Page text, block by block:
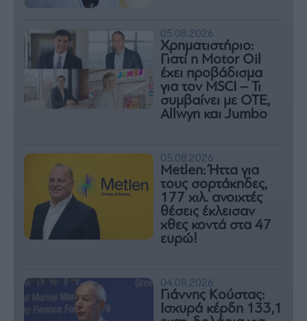
05.08.2026
Χρηματιστήριο:
Γιατί η Motor Oil
έχει προβάδισμα
για τον MSCI – Τι
συμβαίνει με ΟΤΕ,
Allwyn και Jumbo
05.08.2026
Metlen: Ήττα για
τους σορτάκηδες,
177 χιλ. ανοιχτές
θέσεις έκλεισαν
χθες κοντά στα 47
ευρώ!
04.08.2026
Γιάννης Κούστας:
Ισχυρά κέρδη 133,1